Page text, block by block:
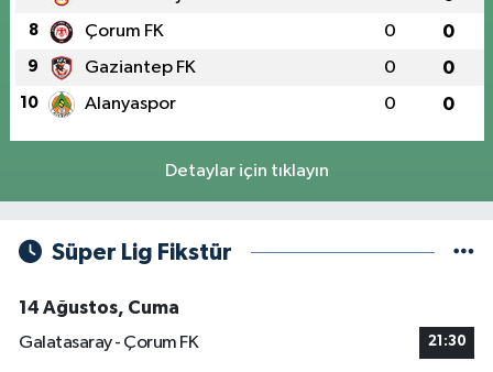
8 Çorum FK 0 0
9 Gaziantep FK 0 0
10 Alanyaspor 0 0
Detaylar için tıklayın
Süper Lig Fikstür
14 Ağustos, Cuma
Galatasaray - Çorum FK
21:30